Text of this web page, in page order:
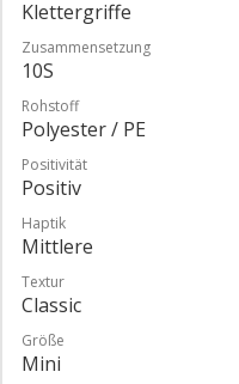
Klettergriffe
Zusammensetzung
10S
Rohstoff
Polyester / PE
Positivität
Positiv
Haptik
Mittlere
Textur
Classic
Größe
Mini